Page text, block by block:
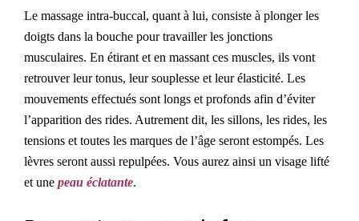
Le massage intra-buccal, quant à lui, consiste à plonger les
doigts dans la bouche pour travailler les jonctions
musculaires. En étirant et en massant ces muscles, ils vont
retrouver leur tonus, leur souplesse et leur élasticité. Les
mouvements effectués sont longs et profonds afin d’éviter
l’apparition des rides. Autrement dit, les sillons, les rides, les
tensions et toutes les marques de l’âge seront estompés. Les
lèvres seront aussi repulpées. Vous aurez ainsi un visage lifté
et une peau éclatante.